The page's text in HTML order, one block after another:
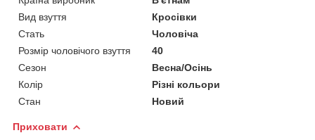
Вид взуття
Кросівки
Стать
Чоловіча
Розмір чоловічого взуття
40
Сезон
Весна/Осінь
Колір
Різні кольори
Стан
Новий
Приховати